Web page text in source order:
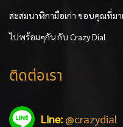
สะสมนาฬิกามือเก่า ขอบคุณที่ม
ไปพร้อมๆกัน กับ Crazy Dial
ติดต่อเรา
Line: @crazydial